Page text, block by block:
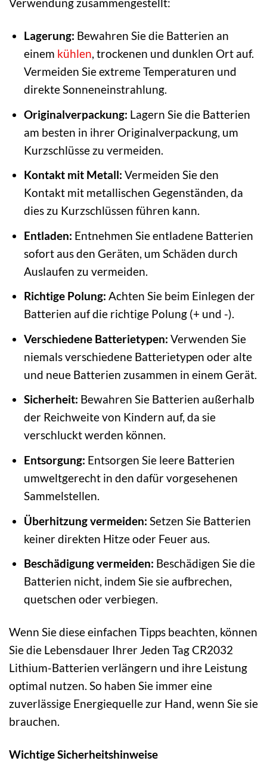
Verwendung zusammengestellt:
Lagerung: Bewahren Sie die Batterien an
einem kühlen, trockenen und dunklen Ort auf.
Vermeiden Sie extreme Temperaturen und
direkte Sonneneinstrahlung.
Originalverpackung: Lagern Sie die Batterien
am besten in ihrer Originalverpackung, um
Kurzschlüsse zu vermeiden.
Kontakt mit Metall: Vermeiden Sie den
Kontakt mit metallischen Gegenständen, da
dies zu Kurzschlüssen führen kann.
Entladen: Entnehmen Sie entladene Batterien
sofort aus den Geräten, um Schäden durch
Auslaufen zu vermeiden.
Richtige Polung: Achten Sie beim Einlegen der
Batterien auf die richtige Polung (+ und -).
Verschiedene Batterietypen: Verwenden Sie
niemals verschiedene Batterietypen oder alte
und neue Batterien zusammen in einem Gerät.
Sicherheit: Bewahren Sie Batterien außerhalb
der Reichweite von Kindern auf, da sie
verschluckt werden können.
Entsorgung: Entsorgen Sie leere Batterien
umweltgerecht in den dafür vorgesehenen
Sammelstellen.
Überhitzung vermeiden: Setzen Sie Batterien
keiner direkten Hitze oder Feuer aus.
Beschädigung vermeiden: Beschädigen Sie die
Batterien nicht, indem Sie sie aufbrechen,
quetschen oder verbiegen.
Wenn Sie diese einfachen Tipps beachten, können
Sie die Lebensdauer Ihrer Jeden Tag CR2032
Lithium-Batterien verlängern und ihre Leistung
optimal nutzen. So haben Sie immer eine
zuverlässige Energiequelle zur Hand, wenn Sie sie
brauchen.
Wichtige Sicherheitshinweise